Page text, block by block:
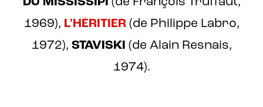
1969), L'HÉRITIER (de Philippe Labro,
1972), STAVISKI (de Alain Resnais,
1974).